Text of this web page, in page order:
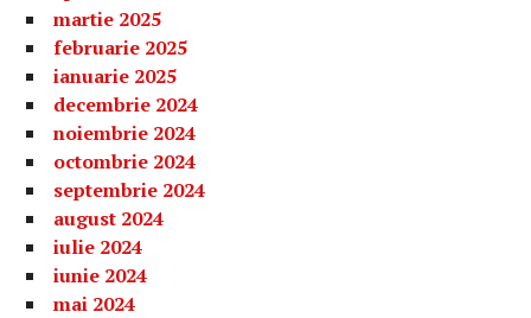
martie 2025
februarie 2025
ianuarie 2025
decembrie 2024
noiembrie 2024
octombrie 2024
septembrie 2024
august 2024
iulie 2024
iunie 2024
mai 2024